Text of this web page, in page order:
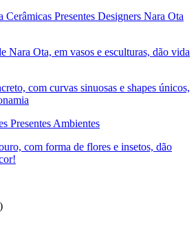
Cerâmicas Presentes Designers Nara Ota
Nara Ota, em vasos e esculturas, dão vida
com curvas sinuosas e shapes únicos,
Presentes Ambientes
com forma de flores e insetos, dão